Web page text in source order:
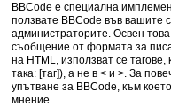
BBCode е специална
ползвате BBCode във вашите
администраторите. Освен
съобщение от формата за
на HTML, използват се
така: [таг]), а не в < и >. За
упътване за BBCode, към
мнение.